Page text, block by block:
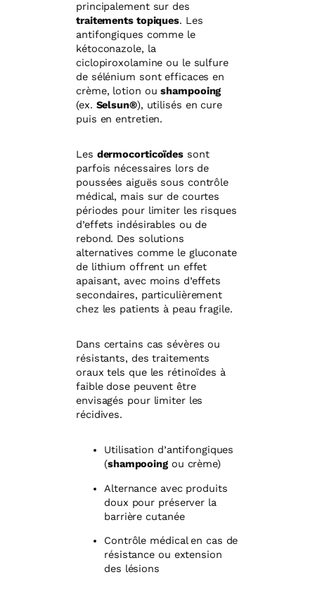
principalement sur des
traitements topiques. Les
antifongiques comme le
kétoconazole, la
ciclopiroxolamine ou le sulfure
de sélénium sont efficaces en
crème, lotion oushampooing
(ex. Selsun®), utilisés en cure
puis en entretien.
Les dermocorticoïdes sont
parfois nécessaires lors de
poussées aiguës sous contrôle
médical, mais sur de courtes
périodes pour limiter les risques
d’effets indésirables ou de
rebond. Des solutions
alternatives comme le gluconate
de lithium offrent un effet
apaisant, avec moins d’effets
secondaires, particulièrement
chez les patients à peau fragile.
Dans certains cas sévères ou
résistants, des traitements
oraux tels que les rétinoïdes à
faible dose peuvent être
envisagés pour limiter les
récidives.
Utilisation d’antifongiques
(shampooingou crème)
Alternance avec produits
doux pour préserver la
barrière cutanée
Contrôle médical en cas de
résistance ou extension
des lésions